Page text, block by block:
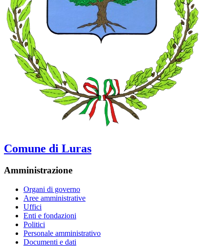
Comune di Luras
Amministrazione
Organi di governo
Aree amministrative
Uffici
Enti e fondazioni
Politici
Personale amministrativo
Documenti e dati